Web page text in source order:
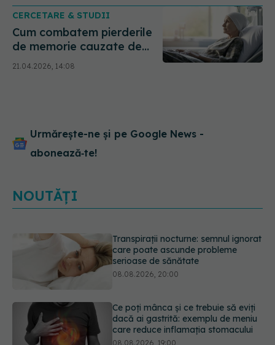
CERCETARE & STUDII
Cum combatem pierderile
de memorie cauzate de
chimioterapie
21.04.2026, 14:08
Urmărește-ne și pe Google News -
abonează‑te!
NOUTĂȚI
Ce poți mânca și ce trebuie să eviți
dacă ai gastrită: exemplu de meniu
care reduce inflamația stomacului
08.08.2026, 19:00
Microplasticele pot traversa bariera
placentară și modifica hormonii
08.08.2026, 18:00